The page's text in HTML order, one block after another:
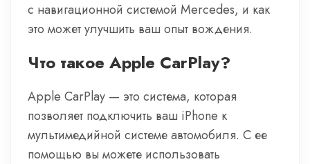
с навигационной системой Mercedes, и как
это может улучшить ваш опыт вождения.
Что такое Apple CarPlay?
Apple CarPlay — это система, которая
позволяет подключить ваш iPhone к
мультимедийной системе автомобиля. С ее
помощью вы можете использовать